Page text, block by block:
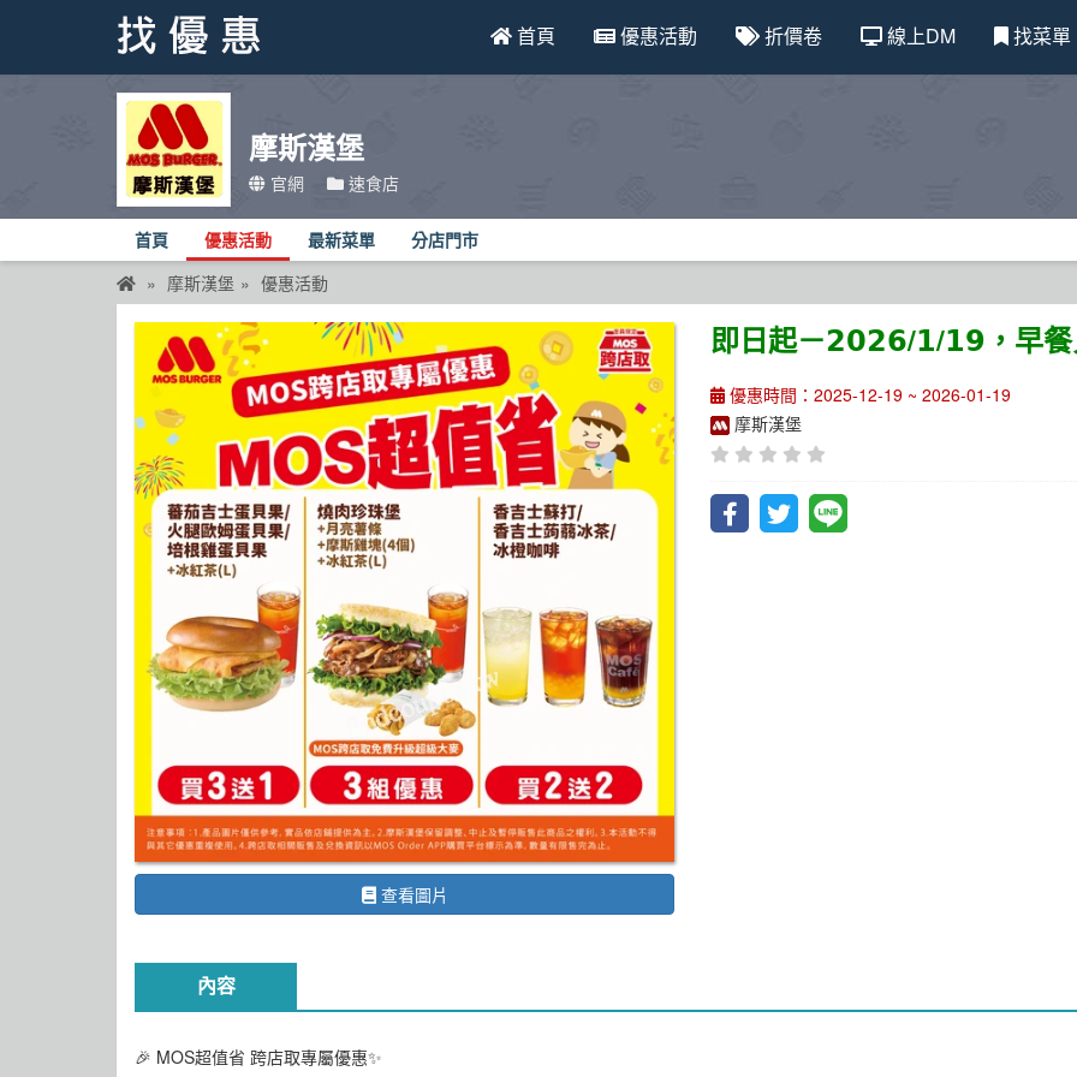
首頁 優惠活動 折價卷 線上DM 找菜單
摩斯漢堡
官網 速食店
首頁 優惠活動 最新菜單 分店門市
摩斯漢堡 優惠活動
查看圖片
即日起－𝟮𝟬𝟮𝟲/𝟭/𝟭𝟵，早
優惠時間：2025-12-19 ~ 2026-01-19
摩斯漢堡
內容
🎉 MOS超值省 跨店取專屬優惠✨
找優惠